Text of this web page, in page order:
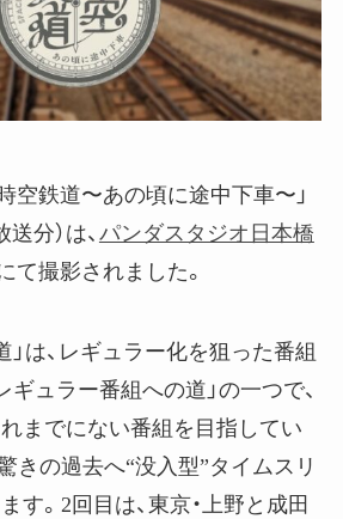
時空鉄道〜あの頃に途中下車〜」
分）は、 パンダスタジオ日本橋
て撮影されました。
」は、レギュラー化を狙った番組
ギュラー番組への道」の一つで、
までにない番組を目指してい
きの過去へ“没入型”タイムスリ
す。2回目は、東京・上野と成田